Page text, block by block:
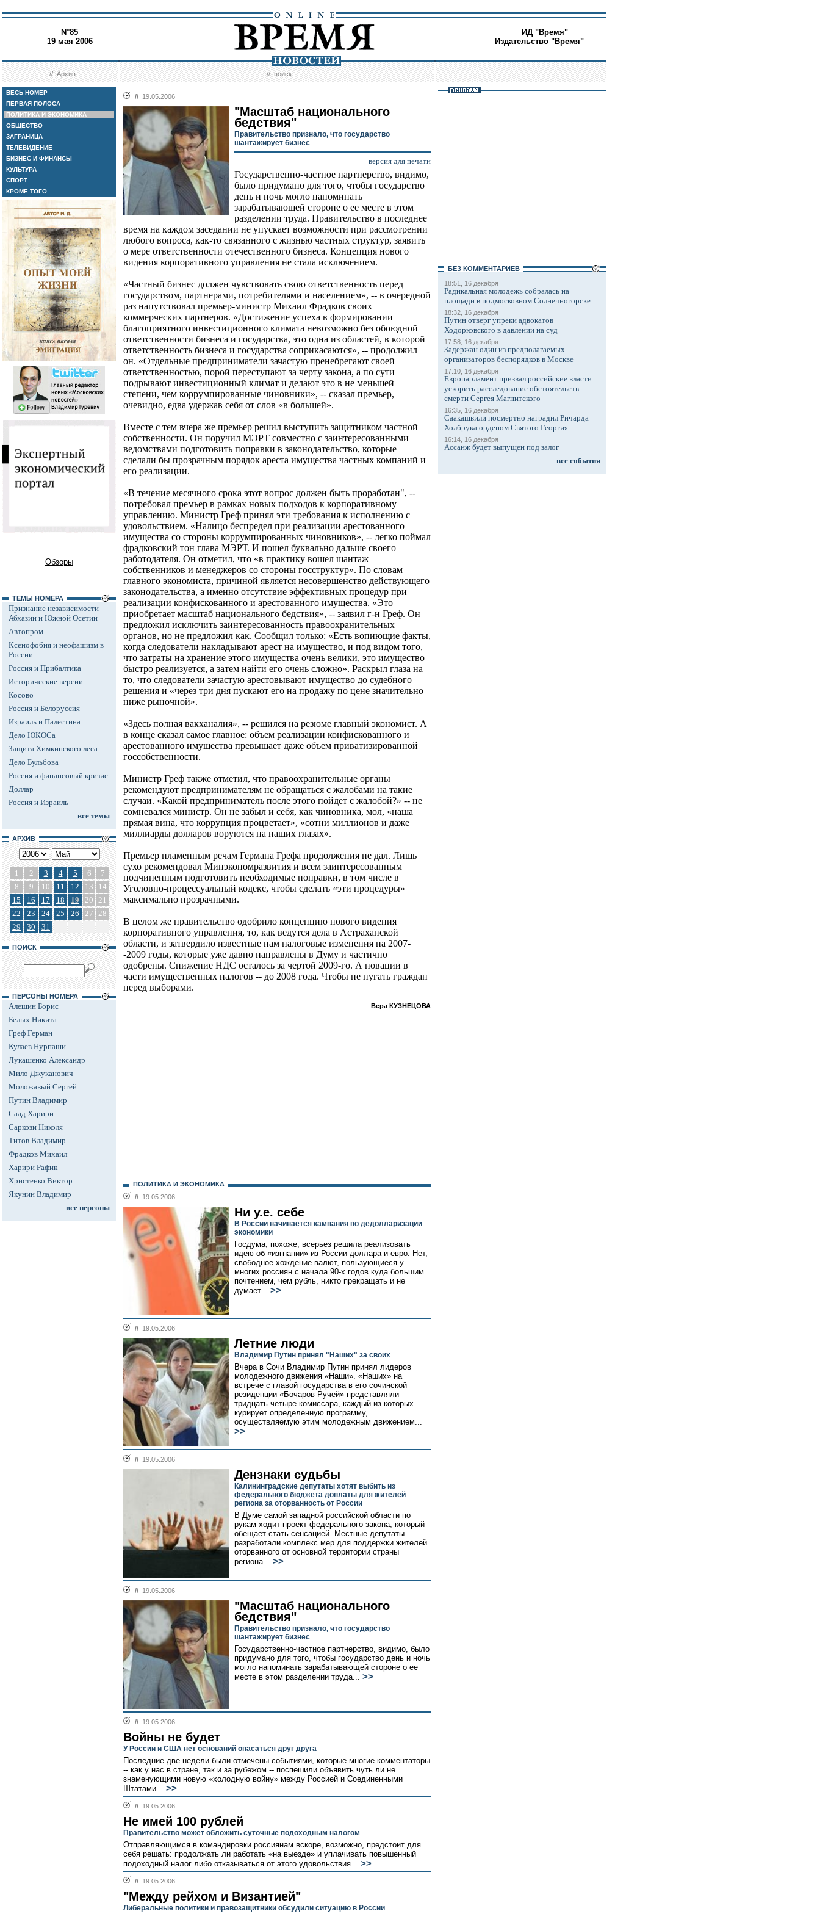
N°85
19 мая 2006
ИД "Время"
Издательство "Время"
//Архив //поиск
ВЕСЬ НОМЕР
ПЕРВАЯ ПОЛОСА
ПОЛИТИКА И ЭКОНОМИКА
ОБЩЕСТВО
ЗАГРАНИЦА
ТЕЛЕВИДЕНИЕ
БИЗНЕС И ФИНАНСЫ
КУЛЬТУРА
СПОРТ
КРОМЕ ТОГО
Обзоры
ТЕМЫ НОМЕРА
Признание независимости
Абхазии и Южной Осетии
Автопром
Ксенофобия и неофашизм в
России
Россия и Прибалтика
Исторические версии
Косово
Россия и Белоруссия
Израиль и Палестина
Дело ЮКОСа
Защита Химкинского леса
Дело Бульбова
Россия и финансовый кризис
Доллар
Россия и Израиль
все темы
АРХИВ
1 2 3 4 5 6
7
8
9 10 11 12 13
14
15
16 17 18 19 20 21
22
23 24 25 26 27 28
29
30 31
ПОИСК
ПЕРСОНЫ НОМЕРА
Алешин Борис
Белых Никита
Греф Герман
Кулаев Нурпаши
Лукашенко Александр
Мило Джуканович
Моложавый Сергей
Путин Владимир
Саад Харири
Саркози Николя
Титов Владимир
Фрадков Михаил
Харири Рафик
Христенко Виктор
Якунин Владимир
все персоны
// 19.05.2006
"Масштаб национального
бедствия"
Правительство признало, что государство
шантажирует бизнес
версия для печати
Государственно-частное партнерство, видимо,
было придумано для того, чтобы государство
день и ночь могло напоминать
зарабатывающей стороне о ее месте в этом
разделении труда. Правительство в последнее
время на каждом заседании не упускает возможности при рассмотрении
любого вопроса, как-то связанного с жизнью частных структур, заявить
о мере ответственности отечественного бизнеса. Концепция нового
видения корпоративного управления не стала исключением.
«Частный бизнес должен чувствовать свою ответственность перед
государством, партнерами, потребителями и населением», -- в очередной
раз напутствовал премьер-министр Михаил Фрадков своих
коммерческих партнеров. «Достижение успеха в формировании
благоприятного инвестиционного климата невозможно без обоюдной
ответственности бизнеса и государства, это одна из областей, в которой
ответственность бизнеса и государства соприкасаются», -- продолжил
он. «Отдельные предприниматели зачастую пренебрегают своей
ответственностью, порой переступают за черту закона, а по сути
подрывают инвестиционный климат и делают это в не меньшей
степени, чем коррумпированные чиновники», -- сказал премьер,
очевидно, едва удержав себя от слов «в большей».
Вместе с тем вчера же премьер решил выступить защитником частной
собственности. Он поручил МЭРТ совместно с заинтересованными
ведомствами подготовить поправки в законодательство, которые
сделали бы прозрачным порядок ареста имущества частных компаний и
его реализации.
«В течение месячного срока этот вопрос должен быть проработан", --
потребовал премьер в рамках новых подходов к корпоративному
управлению. Министр Греф принял эти требования к исполнению с
удовольствием. «Налицо беспредел при реализации арестованного
имущества со стороны коррумпированных чиновников», -- легко поймал
фрадковский тон глава МЭРТ. И пошел буквально дальше своего
работодателя. Он отметил, что «в практику вошел шантаж
собственников и менеджеров со стороны госструктур». По словам
главного экономиста, причиной является несовершенство действующего
законодательства, а именно отсутствие эффективных процедур при
реализации конфискованного и арестованного имущества. «Это
приобретает масштаб национального бедствия», -- заявил г-н Греф. Он
предложил исключить заинтересованность правоохранительных
органов, но не предложил как. Сообщил только: «Есть вопиющие факты,
когда следователи накладывают арест на имущество, и под видом того,
что затраты на хранение этого имущества очень велики, это имущество
быстро реализуется, а затем найти его очень сложно». Раскрыл глаза на
то, что следователи зачастую арестовывают имущество до судебного
решения и «через три дня пускают его на продажу по цене значительно
ниже рыночной».
«Здесь полная вакханалия», -- решился на резюме главный экономист. А
в конце сказал самое главное: объем реализации конфискованного и
арестованного имущества превышает даже объем приватизированной
госсобственности.
Министр Греф также отметил, что правоохранительные органы
рекомендуют предпринимателям не обращаться с жалобами на такие
случаи. «Какой предприниматель после этого пойдет с жалобой?» -- не
сомневался министр. Он не забыл и себя, как чиновника, мол, «наша
прямая вина, что коррупция процветает», «сотни миллионов и даже
миллиарды долларов воруются на наших глазах».
Премьер пламенным речам Германа Грефа продолжения не дал. Лишь
сухо рекомендовал Минэкономразвития и всем заинтересованным
подчиненным подготовить необходимые поправки, в том числе в
Уголовно-процессуальный кодекс, чтобы сделать «эти процедуры»
максимально прозрачными.
В целом же правительство одобрило концепцию нового видения
корпоративного управления, то, как ведутся дела в Астраханской
области, и затвердило известные нам налоговые изменения на 2007-
-2009 годы, которые уже давно направлены в Думу и частично
одобрены. Снижение НДС осталось за чертой 2009-го. А новации в
части имущественных налогов -- до 2008 года. Чтобы не пугать граждан
перед выборами.
Вера КУЗНЕЦОВА
ПОЛИТИКА И ЭКОНОМИКА
// 19.05.2006
Ни у.е. себе
В России начинается кампания по дедолларизации
экономики
Госдума, похоже, всерьез решила реализовать
идею об «изгнании» из России доллара и евро. Нет,
свободное хождение валют, пользующиеся у
многих россиян с начала 90-х годов куда большим
почтением, чем рубль, никто прекращать и не
думает... >>
// 19.05.2006
Летние люди
Владимир Путин принял "Наших" за своих
Вчера в Сочи Владимир Путин принял лидеров
молодежного движения «Наши». «Наших» на
встрече с главой государства в его сочинской
резиденции «Бочаров Ручей» представляли
тридцать четыре комиссара, каждый из которых
курирует определенную программу,
осуществляемую этим молодежным движением...
>>
// 19.05.2006
Дензнаки судьбы
Калининградские депутаты хотят выбить из
федерального бюджета доплаты для жителей
региона за оторванность от России
В Думе самой западной российской области по
рукам ходит проект федерального закона, который
обещает стать сенсацией. Местные депутаты
разработали комплекс мер для поддержки жителей
оторванного от основной территории страны
региона... >>
// 19.05.2006
"Масштаб национального
бедствия"
Правительство признало, что государство
шантажирует бизнес
Государственно-частное партнерство, видимо, было
придумано для того, чтобы государство день и ночь
могло напоминать зарабатывающей стороне о ее
месте в этом разделении труда... >>
// 19.05.2006
Войны не будет
У России и США нет оснований опасаться друг друга
Последние две недели были отмечены событиями, которые многие комментаторы
-- как у нас в стране, так и за рубежом -- поспешили объявить чуть ли не
знаменующими новую «холодную войну» между Россией и Соединенными
Штатами... >>
// 19.05.2006
Не имей 100 рублей
Правительство может обложить суточные подоходным налогом
Отправляющимся в командировки россиянам вскоре, возможно, предстоит для
себя решать: продолжать ли работать «на выезде» и уплачивать повышенный
подоходный налог либо отказываться от этого удовольствия... >>
// 19.05.2006
"Между рейхом и Византией"
Либеральные политики и правозащитники обсудили ситуацию в России
БЕЗ КОМMЕНТАРИЕВ
18:51, 16 декабря
Радикальная молодежь собралась на
площади в подмосковном Солнечногорске
18:32, 16 декабря
Путин отверг упреки адвокатов
Ходорковского в давлении на суд
17:58, 16 декабря
Задержан один из предполагаемых
организаторов беспорядков в Москве
17:10, 16 декабря
Европарламент призвал российские власти
ускорить расследование обстоятельств
смерти Сергея Магнитского
16:35, 16 декабря
Саакашвили посмертно наградил Ричарда
Холбрука орденом Святого Георгия
16:14, 16 декабря
Ассанж будет выпущен под залог
все события